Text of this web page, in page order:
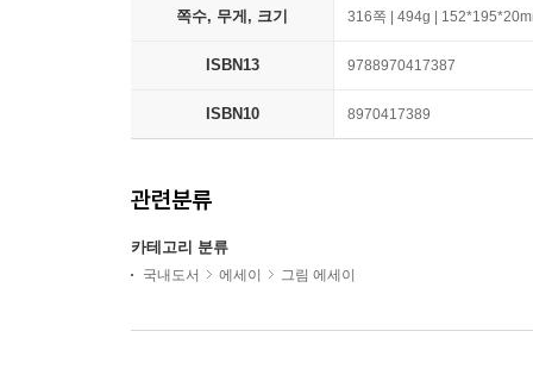
쪽수, 무게, 크기 316쪽 | 494g |
ISBN13 9788970417387
ISBN10 8970417389
관련분류
카테고리 분류
국내도서 에세이 그림 에세이